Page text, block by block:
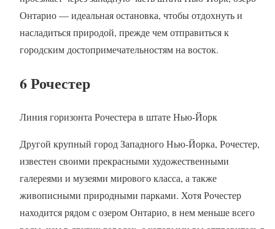
Онтарио — идеальная остановка, чтобы отдохнуть и
насладиться природой, прежде чем отправиться к
городским достопримечательностям на восток.
6 Рочестер
Линия горизонта Рочестера в штате Нью-Йорк
Другой крупный город Западного Нью-Йорка, Рочестер,
известен своими прекрасными художественными
галереями и музеями мирового класса, а также
живописными природными парками. Хотя Рочестер
находится рядом с озером Онтарио, в нем меньше всего